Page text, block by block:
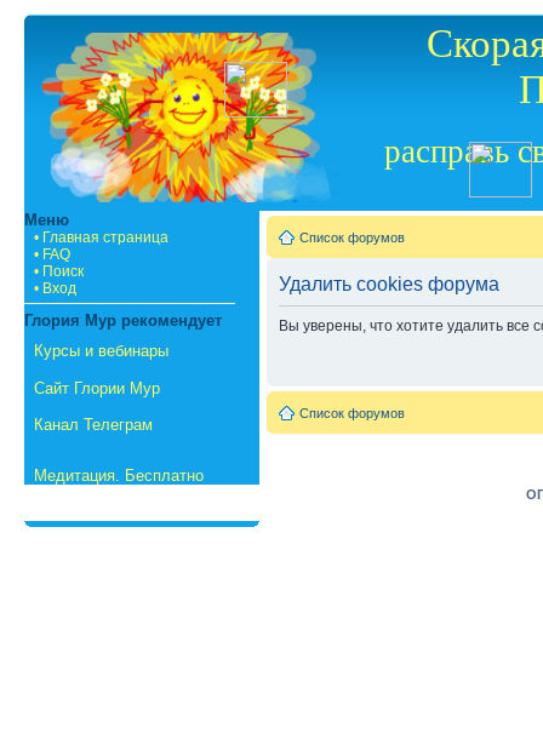
расправь
Меню
• Главная страница
• FAQ
• Поиск
• Вход
Глория Мур рекомендует
Курсы и вебинары
Сайт Глории Мур
Канал Телеграм
Медитация. Бесплатно
Список форумов
Удалить cookies форума
Вы уверены, что хотите удалить
Список форумов